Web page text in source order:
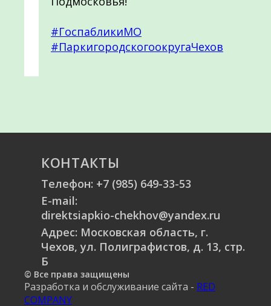
#ГоспабликиМО
#ПаркигородскогоокругаЧехов
КОНТАКТЫ
Телефон: +7 (985) 649-33-53
E-mail:
direktsiapkio-chekhov@yandex.ru
Адрес: Московская область, г.
Чехов, ул. Полиграфистов, д. 13, стр.
Б
© Все права защищены
Разработка и обслуживание сайта - RED
COMPANY